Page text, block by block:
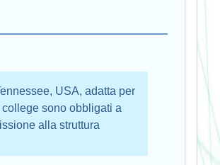
USA, adatta per
sono obbligati a
alla struttura